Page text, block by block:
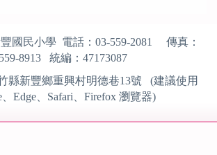
國民小學 電話： 03-559-2081
傳真：
8913 統編： 47173087
縣新豐鄉重興村明德巷13號 (建議使用
、Edge、Safari、Firefox 瀏覽器)